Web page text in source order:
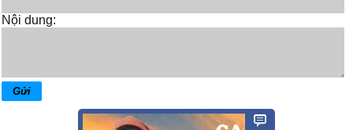
Nội dung: